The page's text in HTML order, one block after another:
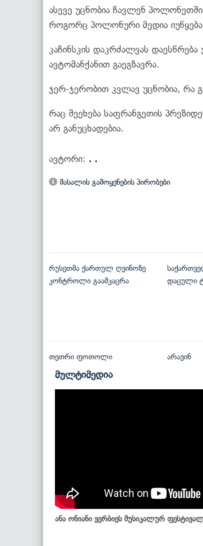
ასევე უცნობია ჩავლენ
როგორც პოლონური მედია
კაჩინსკის დაკრძალვას
ავტომანქანით გაეგზავრა.
ჯერ-ჯერობით კვლავ უცნობია, რა
რაც შეეხება საფრანგეთის
არ განუცხადებია.
ავტორი: . .
მასალის გამოყენების პირობები
რუსეთმა ქართულ ღვინოზე
კონტროლი გაამკაცრა
დაცული
თეთრი ფოთოლი არავინ
მულტიმედია
ანა ონიანი ვერბიეს მუსიკალურ